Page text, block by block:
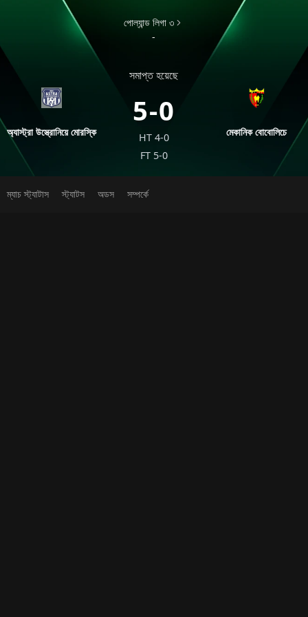
অ্যাস্ট্রা উস্ত্রোনিয়ে মোরস্কি
পোল্যান্ড লিগা ৩
-
সমাপ্ত হয়েছে
5-0
HT 4-0
FT 5-0
মেকানিক বোবোলিচে
ম্যাচ স্ট্যাটাস স্ট্যাটস অডস সম্পর্কে